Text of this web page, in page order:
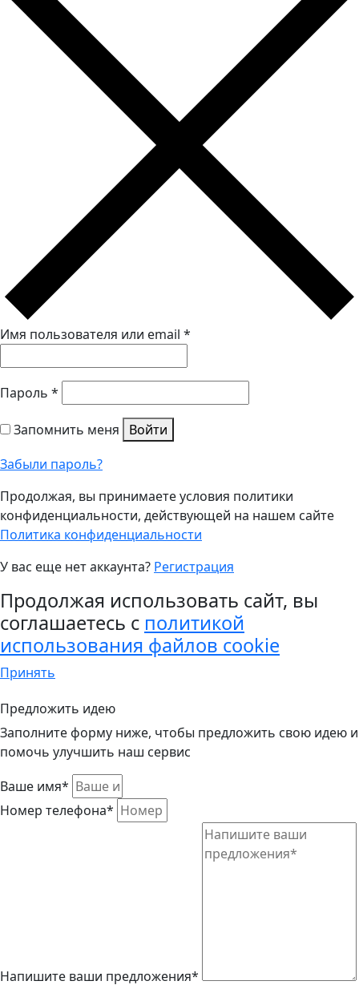
Имя пользователя или email *
Пароль *
Запомнить меня
Войти
Забыли пароль?
Продолжая, вы принимаете условия политики
конфиденциальности, действующей на нашем сайте
Политика конфиденциальности
У вас еще нет аккаунта? Регистрация
Продолжая использовать сайт, вы
соглашаетесь с политикой
использования файлов cookie
Принять
Предложить идею
Заполните форму ниже, чтобы предложить свою идею и
помочь улучшить наш сервис
Ваше имя*
Номер телефона*
Напишите ваши предложения*